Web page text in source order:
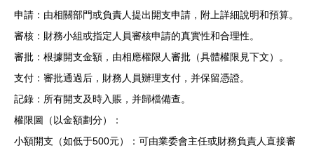
申請：由相關部門或負責人提出開支申請，附上詳細說明和預算。
審核：財務小組或指定人員審核申請的真實性和合理性。
審批：根據開支金額，由相應權限人審批（具體權限見下文）。
支付：審批通過后，財務人員辦理支付，并保留憑證。
記錄：所有開支及時入賬，并歸檔備查。
權限圖（以金額劃分）：
小額開支（如低于500元）：可由業委會主任或財務負責人直接審